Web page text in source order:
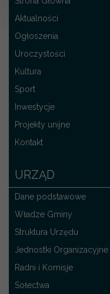
Aktualności
Ogłoszenia
Uroczystości
Kultura
Sport
Inwestycje
Projekty unijne
Kontakt
URZĄD
Dane podstawowe
Władze Gminy
Struktura Urzędu
Jednostki Organizacyjne
Radni i Komisje
Sołectwa